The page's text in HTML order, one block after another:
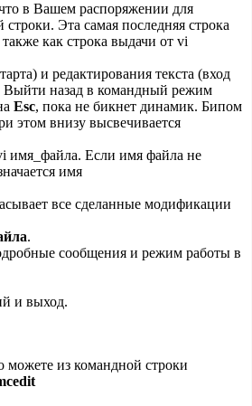
в Вашем распоряжении для
Эта самая последняя строка
как строка выдачи от vi
и редактирования текста (вход
Выйти назад в командный режим
Esc, пока не бикнет динамик. Бипом
этом внизу высвечивается
имя_файла. Если имя файла не
имя
все сделанные модификации
.
сообщения и режим работы в
и выход.
можете из командной строки